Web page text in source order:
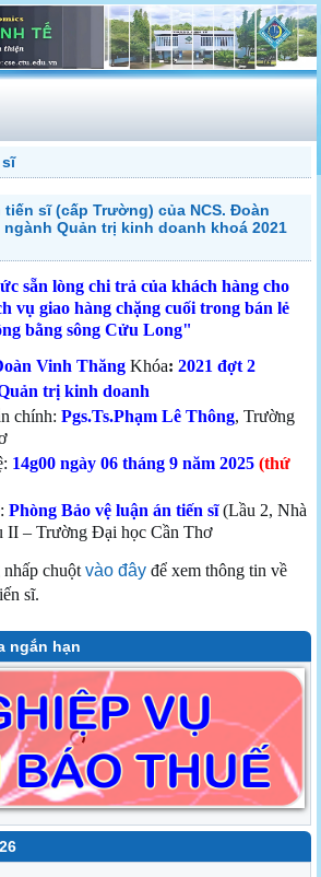
sĩ
sĩ (cấp Trường) của NCS. Đoàn
Quản trị kinh doanh khoá 2021
sẵn lòng chi trả của khách hàng cho
vụ giao hàng chặng cuối trong bán lẻ
bằng sông Cửu Long"
Vinh Thăng Khóa:2021 đợt 2
trị kinh doanh
chính:Pgs.Ts.Phạm Lê Thông, Trường
14g00 ngày 06 tháng 9 năm 2025 (thứ
Phòng Bảo vệ luận án tiến sĩ(Lầu 2, Nhà
II – Trường Đại học Cần Thơ
nhấp chuộtvào đây để xem thông tin về
sĩ.
ngắn hạn